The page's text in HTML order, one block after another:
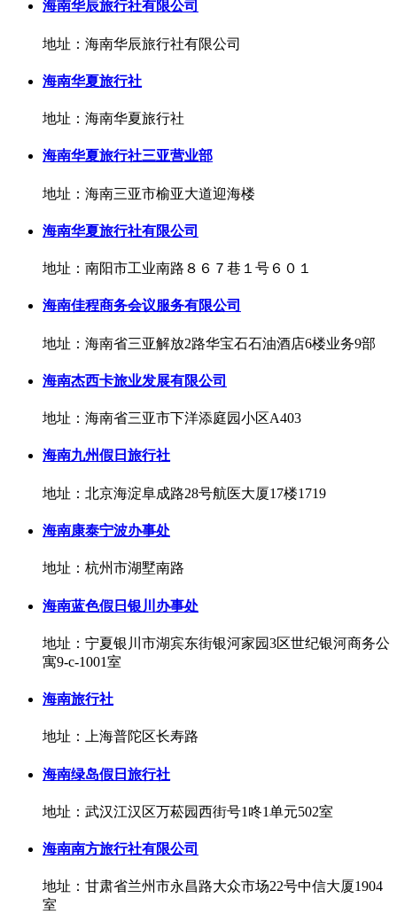
海南华辰旅行社有限公司
地址：海南华辰旅行社有限公司
海南华夏旅行社
地址：海南华夏旅行社
海南华夏旅行社三亚营业部
地址：海南三亚市榆亚大道迎海楼
海南华夏旅行社有限公司
地址：南阳市工业南路８６７巷１号６０１
海南佳程商务会议服务有限公司
地址：海南省三亚解放2路华宝石石油酒店6楼业务9部
海南杰西卡旅业发展有限公司
地址：海南省三亚市下洋添庭园小区A403
海南九州假日旅行社
地址：北京海淀阜成路28号航医大厦17楼1719
海南康泰宁波办事处
地址：杭州市湖墅南路
海南蓝色假日银川办事处
地址：宁夏银川市湖宾东街银河家园3区世纪银河商务公
寓9-c-1001室
海南旅行社
地址：上海普陀区长寿路
海南绿岛假日旅行社
地址：武汉江汉区万菘园西街号1咚1单元502室
海南南方旅行社有限公司
地址：甘肃省兰州市永昌路大众市场22号中信大厦1904
室